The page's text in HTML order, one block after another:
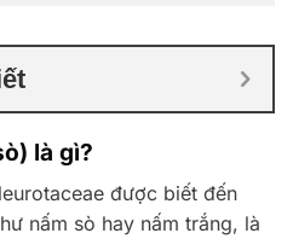
là gì?
được biết đến
nấm sò hay nấm trắng, là